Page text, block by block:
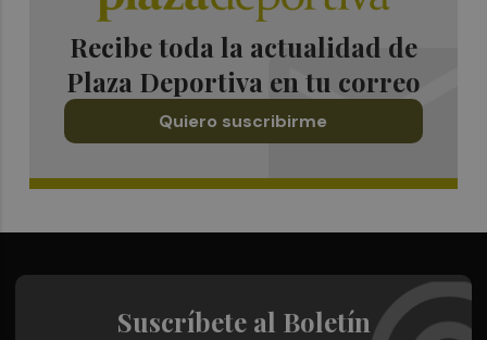
Recibe toda la actualidad de
Plaza Deportiva en tu correo
Quiero suscribirme
Suscríbete al Boletín